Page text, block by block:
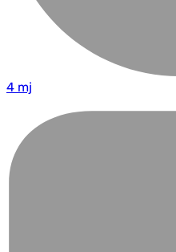
4 mj